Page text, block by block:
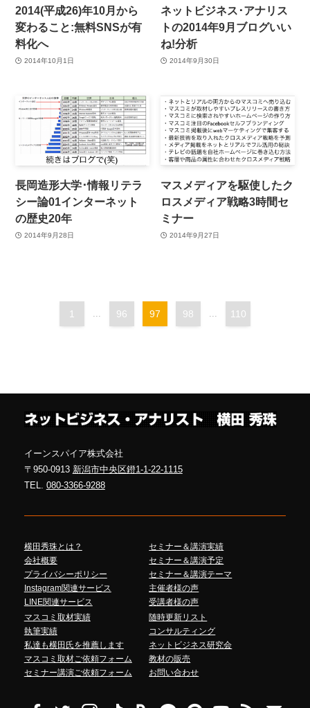
2014(平成26)年10月から
変わること:無料SNSが有
料化へ
2014年10月1日
ネットビジネス･アナリス
トの2014年9月ブログいい
ね!分析
2014年9月30日
長岡造形大学･情報リテラ
シー論01インターネット
の歴史20年
2014年9月28日
マスメディアを駆使したク
ロスメディア戦略3時間セ
ミナー
2014年9月27日
1 ... 96 97 98 ... 110
イーンスパイア株式会社
〒950-0913 新潟市中央区鐙1-1-22-1115
TEL. 080-3366-9288
横田秀珠とは？
会社概要
プライバシーポリシー
Instagram関連サービス
LINE関連サービス
セミナー＆講演実績
セミナー＆講演予定
セミナー＆講演テーマ
主催者様の声
受講者様の声
マスコミ取材実績
執筆実績
私達も横田氏を推薦します
マスコミ取材ご依頼フォーム
セミナー講演ご依頼フォーム
随時更新リスト
コンサルティング
ネットビジネス研究会
教材の販売
お問い合わせ